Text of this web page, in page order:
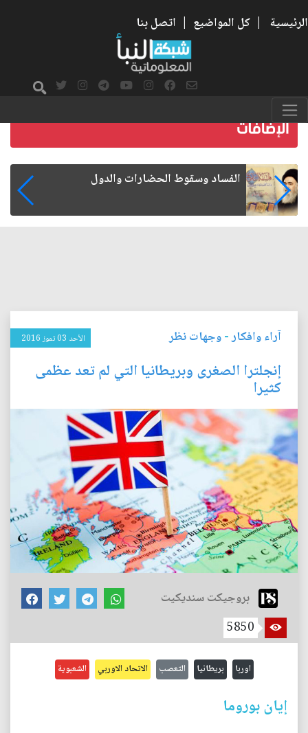
الرئيسية | كل المواضيع | اتصل بنا
رواتب الموظفين على صفيح ساخن
آراء وافكار-وجهات نظر الأحد 03 تموز 2016
إنجلترا الصغرى وبريطانيا التي لم تعد عظمى
كثيرا
بروجيكت سنديكيت
5850
اوربا بريطانيا التعصب الاتحاد الاوربي الشعبوية
إيان بوروما